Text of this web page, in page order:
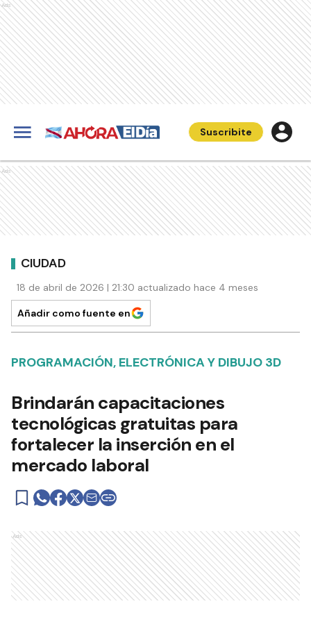
Ads
Suscribite
Ads
CIUDAD
18 de abril de 2026 | 21:30 actualizado hace 4 meses
Añadir como fuente en
PROGRAMACIÓN, ELECTRÓNICA Y DIBUJO 3D
Brindarán capacitaciones
tecnológicas gratuitas para
fortalecer la inserción en el
mercado laboral
Ads